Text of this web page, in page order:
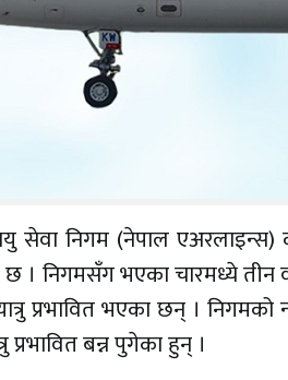
सेवा निगम (नेपाल एअरलाइन्स) का
छ । निगमसँग भएका चारमध्ये तीन
प्रभावित भएका छन् । निगमको
प्रभावित बन्न पुगेका हुन् ।